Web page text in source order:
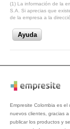
(1) La información de la
S.A. Si aprecias que
de la empresa a la
Ayuda
Empresite Colombia es
nuevos clientes, gracias
publicar los productos y